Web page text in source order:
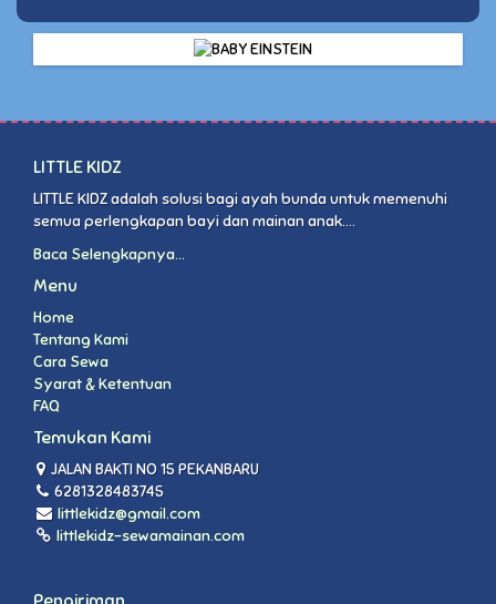
LITTLE KIDZ
LITTLE KIDZ adalah solusi bagi ayah bunda untuk memenuhi
semua perlengkapan bayi dan mainan anak....
Baca Selengkapnya...
Menu
Home
Tentang Kami
Cara Sewa
Syarat & Ketentuan
FAQ
Temukan Kami
JALAN BAKTI NO 15 PEKANBARU
6281328483745
littlekidz@gmail.com
littlekidz-sewamainan.com